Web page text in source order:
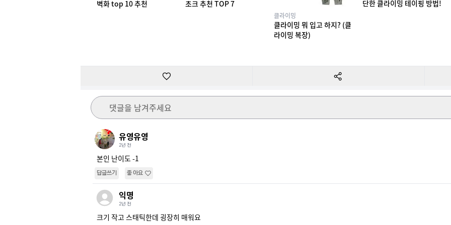
벽화 top 10 추천
초크 추천 TOP 7
클라이밍
클라이밍 뭐 입고 하지? (클
라이밍 복장)
단한 클라이밍 테이핑 방법!
댓글을 남겨주세요
유영유영
2년 전
본인 난이도 -1
답글쓰기 좋아요
익명
2년 전
크기 작고 스태틱한데 굉장히 매워요